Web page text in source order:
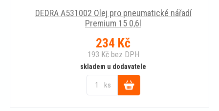
DEDRA A531002 Olej pro pneumatické nářadí
Premium 15 0,6l
234 Kč
193 Kčbez DPH
skladem u dodavatele
ks
Do